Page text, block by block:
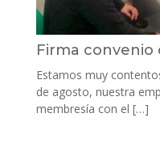
Firma convenio
Estamos muy
de agosto, nuestra
membresía con el […]